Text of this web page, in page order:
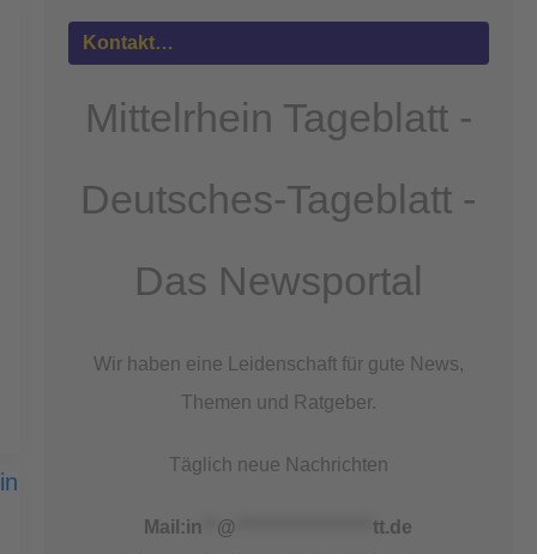
Informationen
Akzeptieren
powered byUsercentrics Consent
Management Platform&eRecht24
Kontakt…
Mittelrhein Tageblatt -
Deutsches-Tageblatt -
Das Newsportal
Wir haben eine Leidenschaft für gute News,
Themen und Ratgeber.
Täglich neue Nachrichten
Mail:in @ *******************tt.de